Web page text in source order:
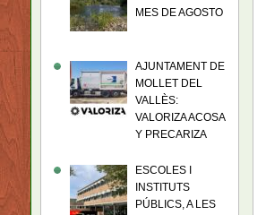
MES DE AGOSTO
AJUNTAMENT DE
MOLLET DEL
VALLÈS:
VALORIZA ACOSA
Y PRECARIZA
ESCOLES I
INSTITUTS
PÚBLICS, A LES